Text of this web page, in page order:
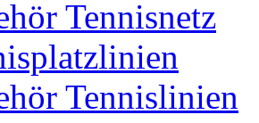
Tennisnetz
Tennislinien